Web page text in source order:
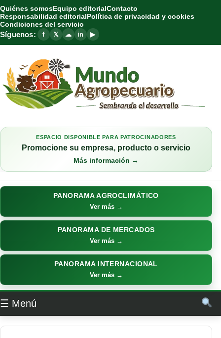
Quiénes somosEquipo editorialContacto
Responsabilidad editorialPolítica de privacidad y cookies
Condiciones del servicio
Síguenos: f 𝕏 ☁ in ▶
ESPACIO DISPONIBLE PARA PATROCINADORES
Promocione su empresa, producto o servicio
Más información →
PANORAMA AGROCLIMÁTICO
Ver más →
PANORAMA DE MERCADOS
Ver más →
PANORAMA INTERNACIONAL
Ver más →
☰ Menú